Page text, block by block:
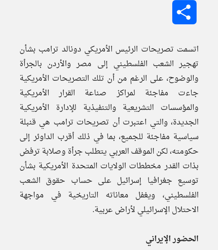
اتسمت تصريحات الرئيس الأمريكي دونالد ترامب بشأن
تهجير الشعب الفلسطيني إلى مصر والأردن بالجرأة
والوضوح، على الرغم من أن تلك التصريحات الأمريكية
جاءت مفاجئة لمراكز صناعة القرار الأمريكية
والمؤسسات التشريعية والتنفيذية للإدارة الأمريكية
الجديدة، والتي اعتبرت أن تصريحات ترامب هي قنبلة
سياسية مفاجئة للجميع، بما في ذلك أقرب الداوئر إلى
حكومته، لكن الموقف العربي يتطلب جرأة وصلابة ترفض
بذات القدر مخططات الولايات المتحدة الأمريكية بشأن
توسيع جغرافيا إسرائيل على حساب حقوق الشعب
الفلسطيني، ويغفل معاناته التاريخية في مواجهة
الاحتلال الإسرائيلي لأراض عربية.
الحضور الإيراني